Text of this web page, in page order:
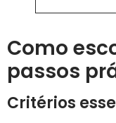
Como
passos
Critérios